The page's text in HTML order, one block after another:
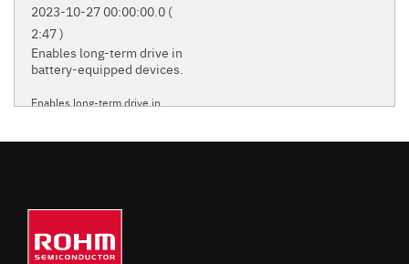
2023-10-27 00:00:00.0 (
2:47 )
Enables long-term drive in
battery-equipped devices.
Enables long-term drive in